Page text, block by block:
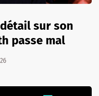
sur son
passe mal